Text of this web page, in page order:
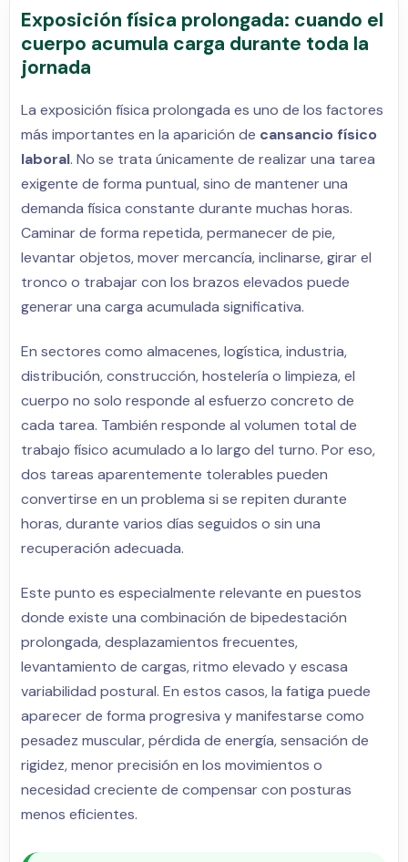
Exposición física prolongada: cuando el
cuerpo acumula carga durante toda la
jornada
La exposición física prolongada es uno de los factores
más importantes en la aparición de cansancio físico
laboral. No se trata únicamente de realizar una tarea
exigente de forma puntual, sino de mantener una
demanda física constante durante muchas horas.
Caminar de forma repetida, permanecer de pie,
levantar objetos, mover mercancía, inclinarse, girar el
tronco o trabajar con los brazos elevados puede
generar una carga acumulada significativa.
En sectores como almacenes, logística, industria,
distribución, construcción, hostelería o limpieza, el
cuerpo no solo responde al esfuerzo concreto de
cada tarea. También responde al volumen total de
trabajo físico acumulado a lo largo del turno. Por eso,
dos tareas aparentemente tolerables pueden
convertirse en un problema si se repiten durante
horas, durante varios días seguidos o sin una
recuperación adecuada.
Este punto es especialmente relevante en puestos
donde existe una combinación de bipedestación
prolongada, desplazamientos frecuentes,
levantamiento de cargas, ritmo elevado y escasa
variabilidad postural. En estos casos, la fatiga puede
aparecer de forma progresiva y manifestarse como
pesadez muscular, pérdida de energía, sensación de
rigidez, menor precisión en los movimientos o
necesidad creciente de compensar con posturas
menos eficientes.